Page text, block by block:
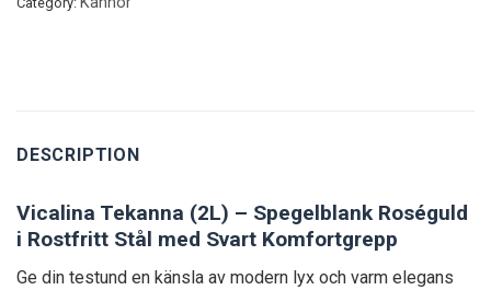
DESCRIPTION
Vicalina Tekanna (2L) – Spegelblank Roséguld
i Rostfritt Stål med Svart Komfortgrepp
Ge din testund en känsla av modern lyx och varm elegans